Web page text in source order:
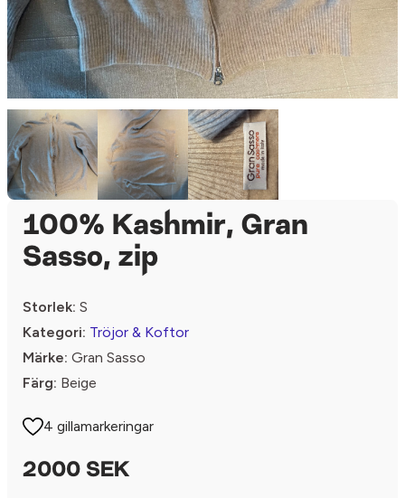
100% Kashmir, Gran
Sasso, zip
Storlek: S
Kategori: Tröjor & Koftor
Märke: Gran Sasso
Färg: Beige
4 gillamarkeringar
2000 SEK